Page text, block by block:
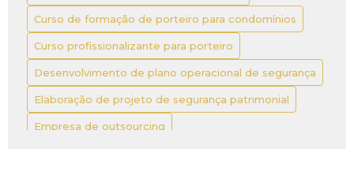
Como Criar um Projeto de Segurança Residencial
Eficaz para Proteger seu Lar
Como Criar um Projeto de Sistema de Segurança
Eficiente e Confiável
Como Elaborar um Plano de Contingência Eficaz em
Segurança Patrimonial
Curso de formação de porteiro para condomínios
Curso profissionalizante para porteiro
Desenvolvimento de plano operacional de segurança
Elaboração de projeto de segurança patrimonial
Empresa de outsourcing